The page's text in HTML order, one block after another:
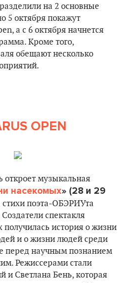
на 2 основныe
5 октября покажут
а с 6 октября начнется
Кроме того,
обещают несколько
OPEN
откроет музыкальная
насекомых» (28 и 29
стихи поэта-ОБЭРИУта
спектакля
получилась история о жизни
и о жизни людей среди
перед научным познанием
Режиссерами стали
и Светлана Бень, которая